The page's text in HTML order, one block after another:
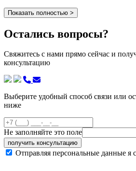
Показать полностью >
Остались вопросы?
Свяжитесь с нами прямо сейчас и
консультацию
Выберите удобный способ связи или
ниже
Не заполняйте это поле
получить консультацию
Отправляя персональные данные я